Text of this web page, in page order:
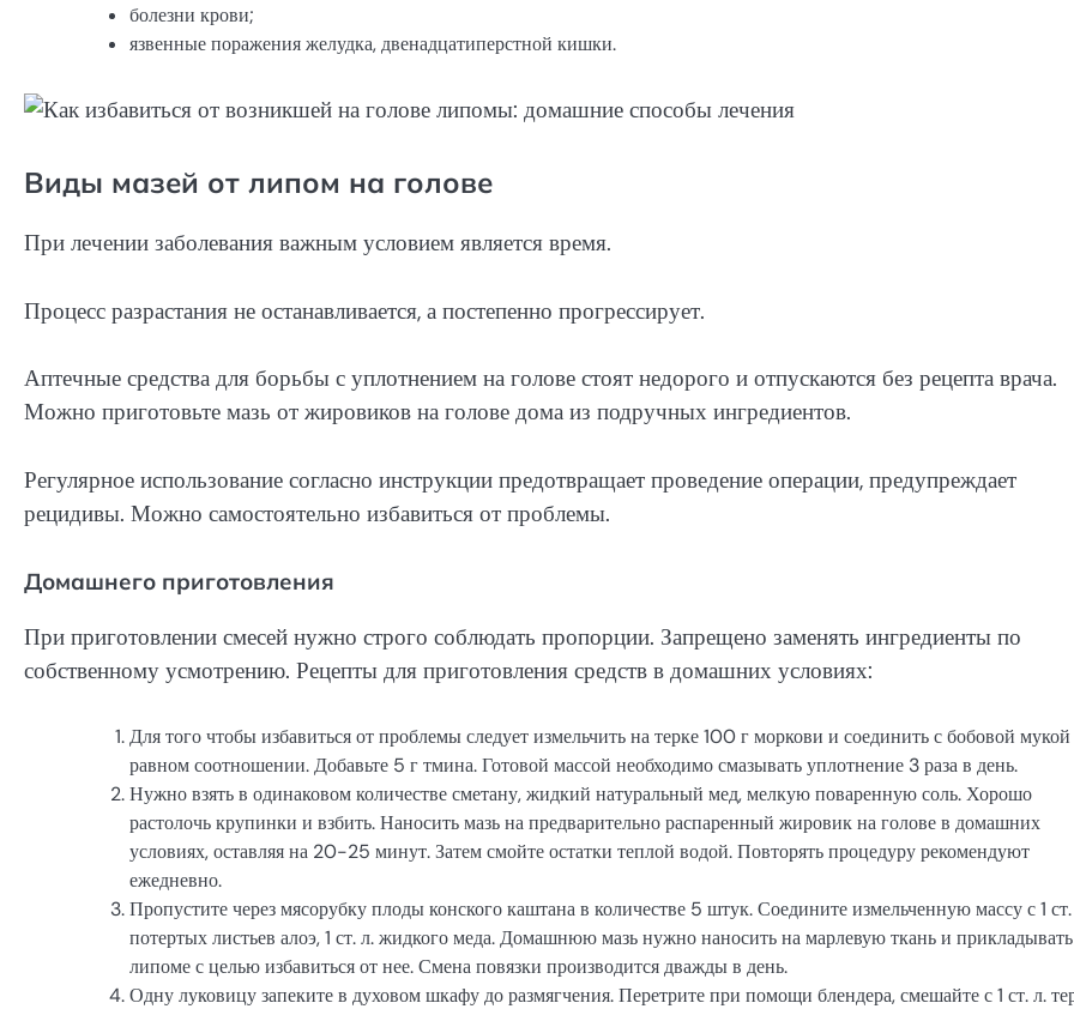
болезни крови;
язвенные поражения желудка, двенадцатиперстной кишки.
Виды мазей от липом на голове
При лечении заболевания важным условием является время.
Процесс разрастания не останавливается, а постепенно прогрессирует.
Аптечные средства для борьбы с уплотнением на голове стоят недорого и отпускаются без рецепта врача.
Можно приготовьте мазь от жировиков на голове дома из подручных ингредиентов.
Регулярное использование согласно инструкции предотвращает проведение операции, предупреждает
рецидивы. Можно самостоятельно избавиться от проблемы.
Домашнего приготовления
При приготовлении смесей нужно строго соблюдать пропорции. Запрещено заменять ингредиенты по
собственному усмотрению. Рецепты для приготовления средств в домашних условиях:
Для того чтобы избавиться от проблемы следует измельчить на терке 100 г моркови и соединить с бобовой
равном соотношении. Добавьте 5 г тмина. Готовой массой необходимо смазывать уплотнение 3 раза в день.
Нужно взять в одинаковом количестве сметану, жидкий натуральный мед, мелкую поваренную соль. Хорошо
растолочь крупинки и взбить. Наносить мазь на предварительно распаренный жировик на голове в домашних
условиях, оставляя на 20-25 минут. Затем смойте остатки теплой водой. Повторять процедуру рекомендуют
ежедневно.
Пропустите через мясорубку плоды конского каштана в количестве 5 штук. Соедините измельченную массу с 1
потертых листьев алоэ, 1 ст. л. жидкого меда. Домашнюю мазь нужно наносить на марлевую ткань и
липоме с целью избавиться от нее. Смена повязки производится дважды в день.
Одну луковицу запеките в духовом шкафу до размягчения. Перетрите при помощи блендера, смешайте с 1 ст. л.